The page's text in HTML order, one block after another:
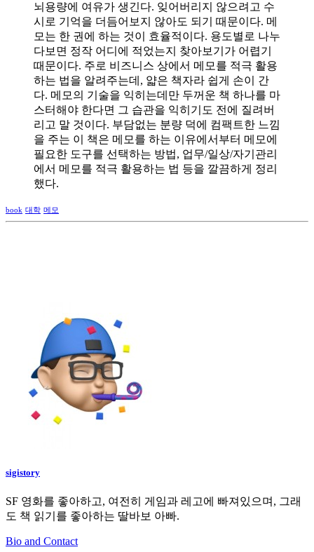
뇌용량에 여유가 생긴다. 잊어버리지 않으려고 수
시로 기억을 더듬어보지 않아도 되기 때문이다. 메
모는 한 권에 하는 것이 효율적이다. 용도별로 나누
다보면 정작 어디에 적었는지 찾아보기가 어렵기
때문이다. 주로 비즈니스 상에서 메모를 적극 활용
하는 법을 알려주는데, 얇은 책자라 쉽게 손이 간
다. 메모의 기술을 익히는데만 두꺼운 책 하나를 마
스터해야 한다면 그 습관을 익히기도 전에 질려버
리고 말 것이다. 부담없는 분량 덕에 컴팩트한 느낌
을 주는 이 책은 메모를 하는 이유에서부터 메모에
필요한 도구를 선택하는 방법, 업무/일상/자기관리
에서 메모를 적극 활용하는 법 등을 깔끔하게 정리
했다.
book 대학 메모
sigistory
SF 영화를 좋아하고, 여전히 게임과 레고에 빠져있으며, 그래
도 책 읽기를 좋아하는 딸바보 아빠.
Bio and Contact